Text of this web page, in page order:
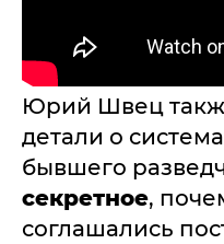
Юрий Швец
детали о
бывшего
секретное,
соглашались